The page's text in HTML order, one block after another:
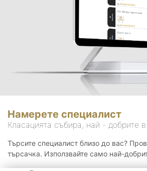
Намерете специалист
Класацията събира, най - добрите
Търсите специалист близо до вас?
търсачка. Използвайте само най-